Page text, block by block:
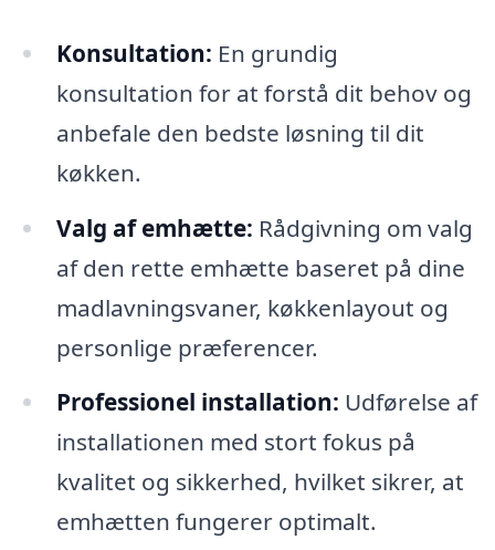
Konsultation: En grundig
konsultation for at forstå dit behov og
anbefale den bedste løsning til dit
køkken.
Valg af emhætte: Rådgivning om valg
af den rette emhætte baseret på dine
madlavningsvaner, køkkenlayout og
personlige præferencer.
Professionel installation: Udførelse af
installationen med stort fokus på
kvalitet og sikkerhed, hvilket sikrer, at
emhætten fungerer optimalt.